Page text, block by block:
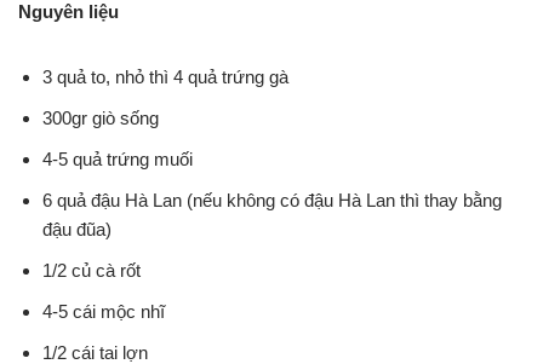
Nguyên liệu
3 quả to, nhỏ thì 4 quả trứng gà
300gr giò sống
4-5 quả trứng muối
6 quả đậu Hà Lan (nếu không có đậu Hà Lan thì thay bằng
đậu đũa)
1/2 củ cà rốt
4-5 cái mộc nhĩ
1/2 cái tai lợn